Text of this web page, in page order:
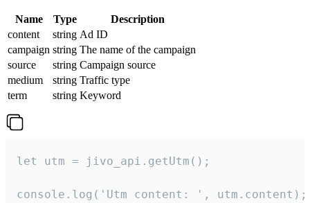
Name Type
Description
content
string Ad ID
campaign string The name of the campaign
source
string Campaign source
medium
string Traffic type
term
string Keyword
let utm = jivo_api.getUtm();
console.log('Utm content: ', utm.content);